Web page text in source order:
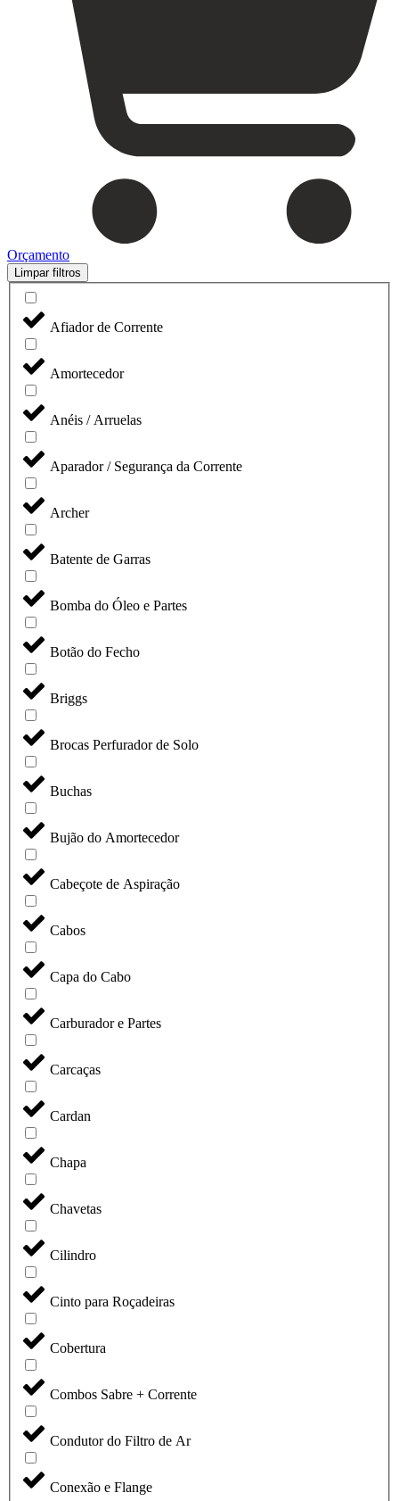
Orçamento
Limpar filtros
Afiador de Corrente
Amortecedor
Anéis / Arruelas
Aparador / Segurança da Corrente
Archer
Batente de Garras
Bomba do Óleo e Partes
Botão do Fecho
Briggs
Brocas Perfurador de Solo
Buchas
Bujão do Amortecedor
Cabeçote de Aspiração
Cabos
Capa do Cabo
Carburador e Partes
Carcaças
Cardan
Chapa
Chavetas
Cilindro
Cinto para Roçadeiras
Cobertura
Combos Sabre + Corrente
Condutor do Filtro de Ar
Conexão e Flange